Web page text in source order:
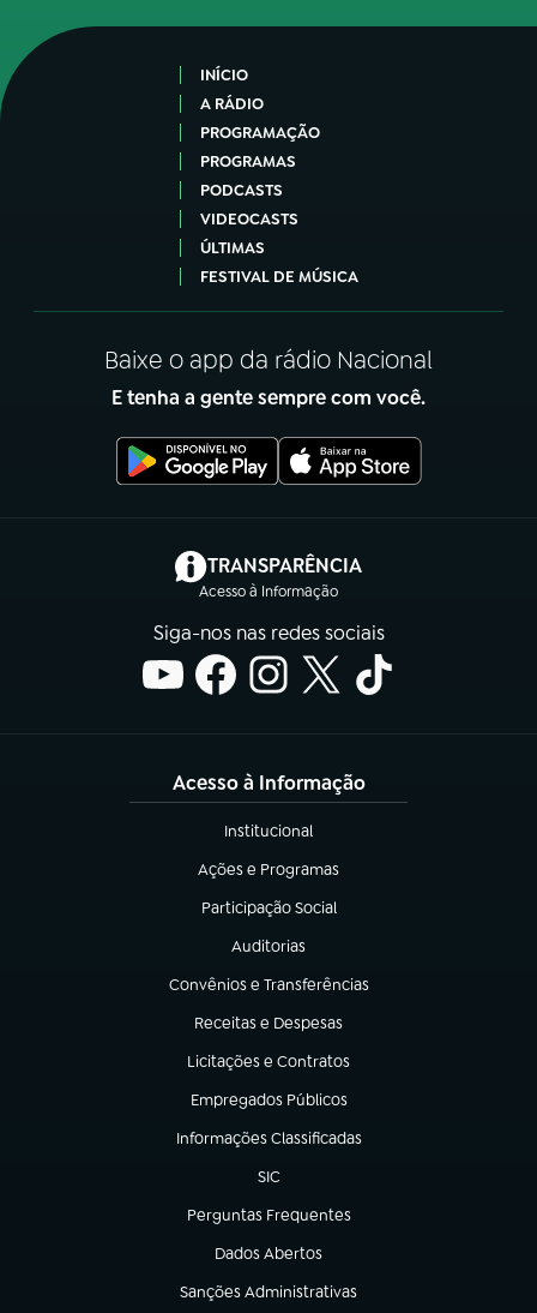
INÍCIO
A RÁDIO
PROGRAMAÇÃO
PROGRAMAS
PODCASTS
VIDEOCASTS
ÚLTIMAS
FESTIVAL DE MÚSICA
Baixe o app da rádio Nacional
E tenha a gente sempre com você.
TRANSPARÊNCIA
Acesso à Informação
(abre em nova aba)
Siga-nos nas redes sociais
Acesso à Informação
Institucional
(abre em nova aba)
Ações e Programas
(abre em nova aba)
Participação Social
(abre em nova aba)
Auditorias
(abre em nova aba)
Convênios e Transferências
(abre em nova aba)
Receitas e Despesas
(abre em nova aba)
Licitações e Contratos
(abre em nova aba)
Empregados Públicos
(abre em nova aba)
Informações Classificadas
(abre em nova aba)
SIC
(abre em nova aba)
Perguntas Frequentes
(abre em nova aba)
Dados Abertos
(abre em nova aba)
Sanções Administrativas
(abre em nova aba)